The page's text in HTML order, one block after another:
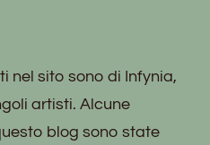
nel sito sono di Infynia,
artisti. Alcune
blog sono state